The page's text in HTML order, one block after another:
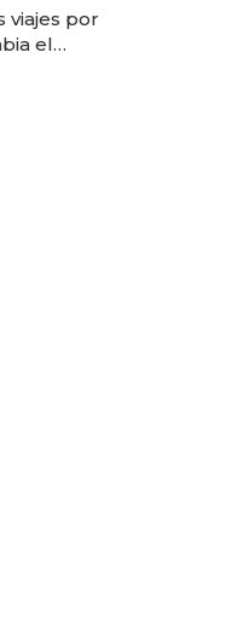
viajes por
el